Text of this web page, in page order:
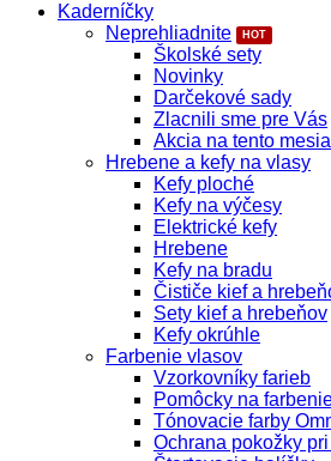
Kaderníčky
Neprehliadnite
Školské sety
Novinky
Darčekové sady
Zlacnili sme pre Vás
Akcia na tento
Hrebene a kefy na vlasy
Kefy ploché
Kefy na výčesy
Elektrické kefy
Hrebene
Kefy na bradu
Čističe kief a
Sety kief a hrebeňov
Kefy okrúhle
Farbenie vlasov
Vzorkovníky farieb
Pomôcky na
Tónovacie farby
Ochrana pokožky